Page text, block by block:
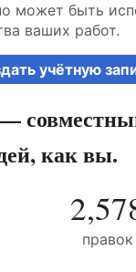
может быть
ваших работ.
учётную
как вы.
правок